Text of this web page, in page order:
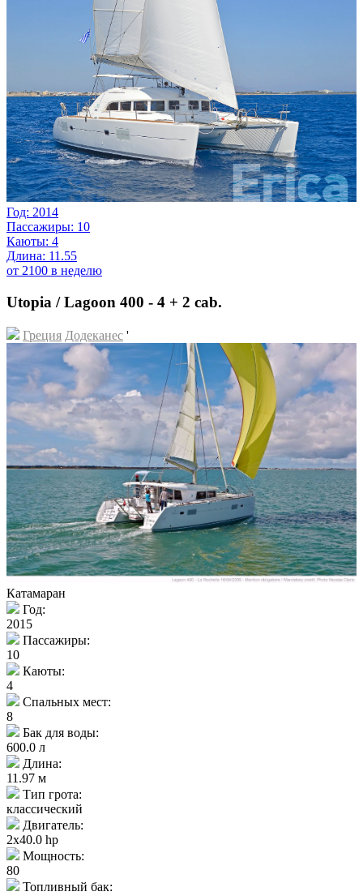
Год: 2014
Пассажиры: 10
Каюты: 4
Длина: 11.55
от 2100 в неделю
Utopia / Lagoon 400 - 4 + 2 cab.
Греция Додеканес '
Катамаран
Год:
2015
Пассажиры:
10
Каюты:
4
Спальных мест:
8
Бак для воды:
600.0 л
Длина:
11.97 м
Тип грота:
классический
Двигатель:
2x40.0 hp
Мощность:
80
Топливный бак: